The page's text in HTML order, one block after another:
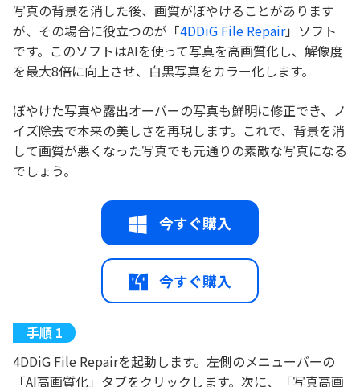
写真の背景を消した後、画質がぼやけることがあります
が、その場合に役立つのが「4DDiG File Repair」ソフト
です。このソフトはAIを使って写真を高画質化し、解像度
を最大8倍に向上させ、白黒写真をカラー化します。
ぼやけた写真や露出オーバーの写真も鮮明に修正でき、ノ
イズ除去で本来の美しさを再現します。これで、背景を消
して画質が悪くなった写真でも元通りの素敵な写真になる
でしょう。
今すぐ購入
今すぐ購入
4DDiG File Repairを起動します。左側のメニューバーの
「AI高画質化」タブをクリックします。次に、「写真高画